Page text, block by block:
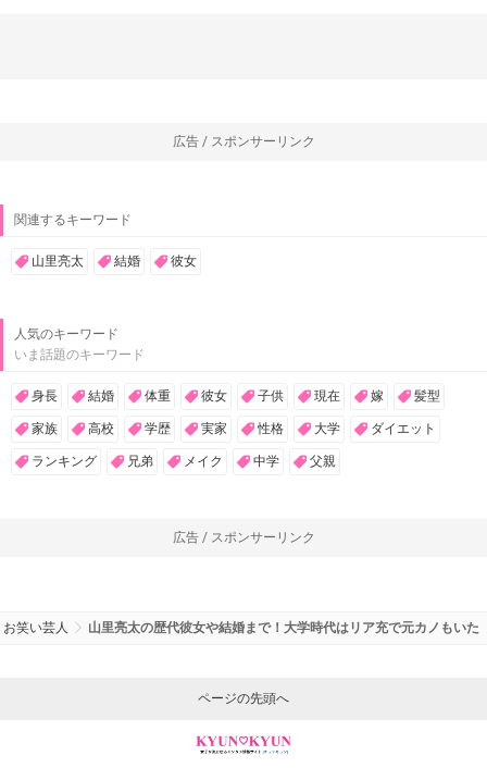
広告 / スポンサーリンク
関連するキーワード
山里亮太 結婚 彼女
人気のキーワード
いま話題のキーワード
身長 結婚 体重 彼女 子供 現在 嫁 髪型
家族 高校 学歴 実家 性格 大学 ダイエット
ランキング 兄弟 メイク 中学 父親
広告 / スポンサーリンク
お笑い芸人 山里亮太の歴代彼女や結婚まで！大学時代はリア充で元カノもいた
ページの先頭へ